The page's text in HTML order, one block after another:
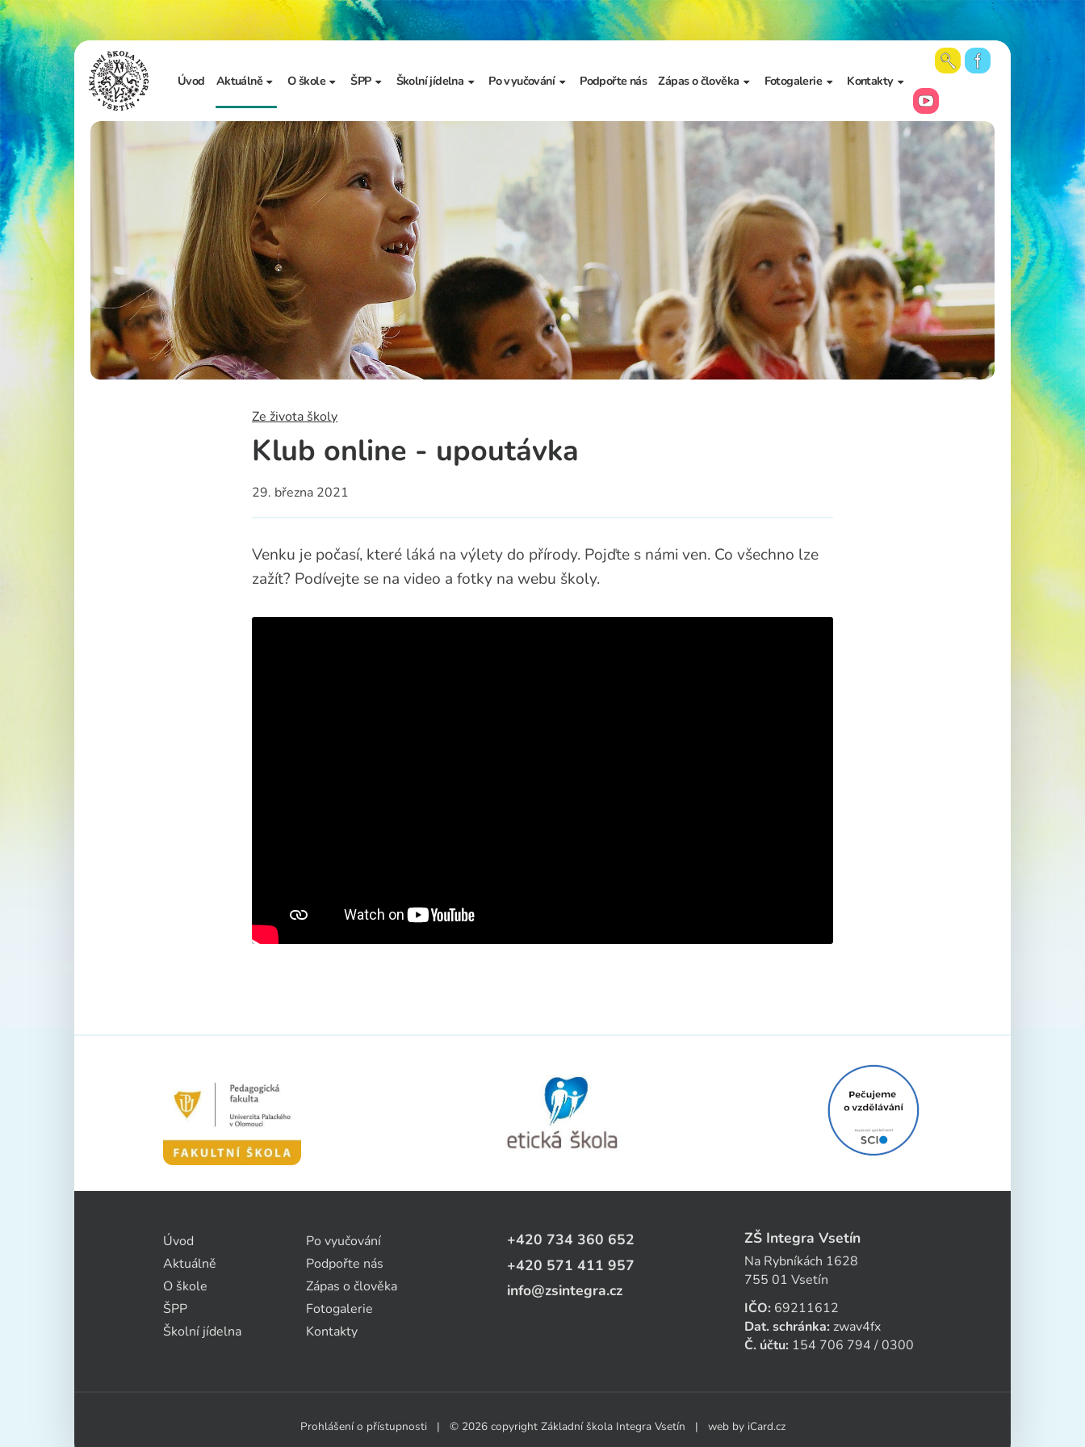
Úvod Aktuálně
Sdělení školy
Ze života školy
O škole
Základní informace
Úřední deska
Vzdělávání a výchova
Zápis do 1. třídy
Školní dokumenty
Realizované projekty
Adopce na dálku
Školská rada
ŠPP
Základní informace
Dokumenty školního
metodika prevence
Školní jídelna
Jídelníček
Po vyučování
Školní družina
Školní klub
Kroužky
Bellhop čipový systém
Podpořte nás Zápas o člověka
Prezentace školy a
výzkumu
Fotogalerie
Aktuální fotky
Archiv fotogalerií
Kontakty
Vedení školy
Kancelář školy
Zájmové vzdělávání
Školní poradenské
pracoviště
Učitelé
Asistenti pedagoga
Napište nám
Ze života školy
Klub online - upoutávka
29. března 2021
Venku je počasí, které láká na výlety do přírody. Pojďte s námi ven. Co všechno lze
zažít? Podívejte se na video a fotky na webu školy.
Úvod
Aktuálně
O škole
ŠPP
Školní jídelna
Po vyučování
Podpořte nás
Zápas o člověka
Fotogalerie
Kontakty
+420 734 360 652
+420 571 411 957
info@zsintegra.cz
ZŠ Integra Vsetín
Na Rybníkách 1628
755 01 Vsetín
IČO: 69211612
Dat. schránka: zwav4fx
Č. účtu: 154 706 794 / 0300
Prohlášení o přístupnosti| © 2026 copyright Základní škola Integra Vsetín | web by iCard.cz